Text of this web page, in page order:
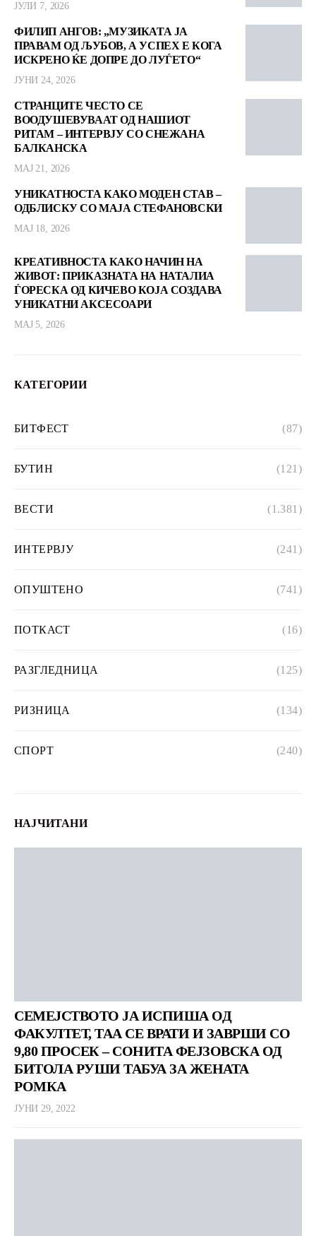
ЈУЛИ 7, 2026
ФИЛИП АНГОВ: „МУЗИКАТА ЈА
ПРАВАМ ОД ЉУБОВ, А УСПЕХ Е КОГА
ИСКРЕНО ЌЕ ДОПРЕ ДО ЛУЃЕТО“
ЈУНИ 24, 2026
СТРАНЦИТЕ ЧЕСТО СЕ
ВООДУШЕВУВААТ ОД НАШИОТ
РИТАМ – ИНТЕРВЈУ СО СНЕЖАНА
БАЛКАНСКА
МАЈ 21, 2026
УНИКАТНОСТА КАКО МОДЕН СТАВ –
ОДБЛИСКУ СО МАЈА СТЕФАНОВСКИ
МАЈ 18, 2026
КРЕАТИВНОСТА КАКО НАЧИН НА
ЖИВОТ: ПРИКАЗНАТА НА НАТАЛИА
ЃОРЕСКА ОД КИЧЕВО КОЈА СОЗДАВА
УНИКАТНИ АКСЕСОАРИ
МАЈ 5, 2026
КАТЕГОРИИ
БИТФЕСТ (87)
БУТИН (121)
ВЕСТИ (1.381)
ИНТЕРВЈУ (241)
ОПУШТЕНО (741)
ПОТКАСТ (16)
РАЗГЛЕДНИЦА (125)
РИЗНИЦА (134)
СПОРТ (240)
НАЈЧИТАНИ
СЕМЕЈСТВОТО ЈА ИСПИША ОД
ФАКУЛТЕТ, ТАА СЕ ВРАТИ И ЗАВРШИ СО
9,80 ПРОСЕК – СОНИТА ФЕЈЗОВСКА ОД
БИТОЛА РУШИ ТАБУА ЗА ЖЕНАТА
РОМКА
ЈУНИ 29, 2022